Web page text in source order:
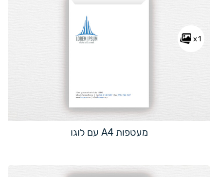
x1
מעטפות A4 עם לוגו